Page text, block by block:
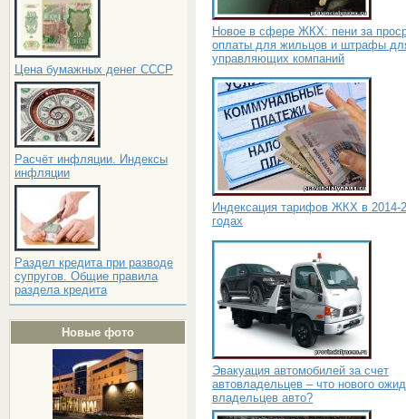
Цена бумажных денег СССР
Расчёт инфляции. Индексы
инфляции
Раздел кредита при разводе
супругов. Общие правила
раздела кредита
Новые фото
Новое в сфере ЖКХ: пени за
оплаты для жильцов и штрафы
управляющих компаний
Индексация тарифов ЖКХ в 2014-
годах
Эвакуация автомобилей за счет
автовладельцев – что нового
владельцев авто?